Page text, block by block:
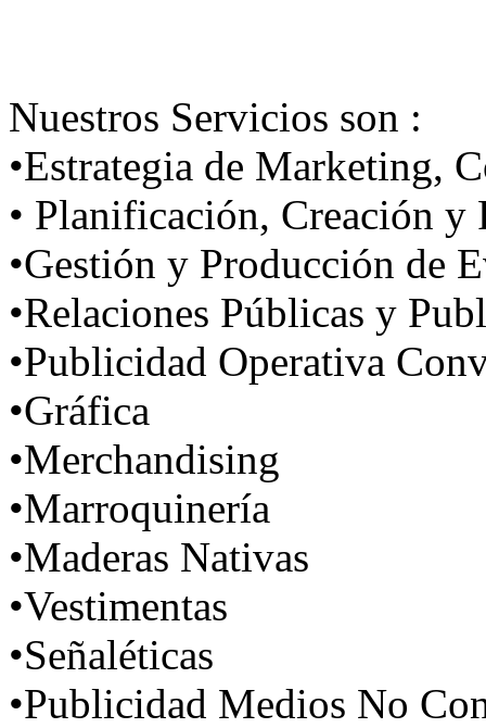
Nuestros Servicios son :
•Estrategia de Marketing,
• Planificación, Creación y
•Gestión y Producción de
•Relaciones Públicas y
•Publicidad Operativa
•Gráfica
•Merchandising
•Marroquinería
•Maderas Nativas
•Vestimentas
•Señaléticas
•Publicidad Medios No